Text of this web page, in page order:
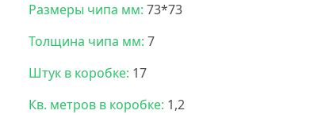
Размеры чипа мм: 73*73
Толщина чипа мм: 7
Штук в коробке: 17
Кв. метров в коробке: 1,2